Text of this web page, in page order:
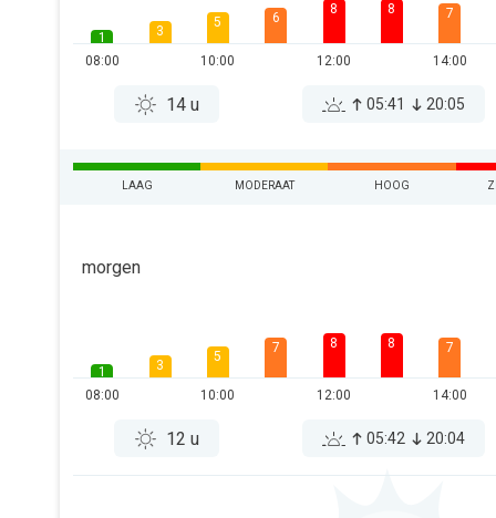
1
08:00
3
5
10:00
6
8
12:00
8 7
14:00
14 u 05:41 20:05
LAAG MODERAAT HOOG
morgen
1
08:00
3
5
10:00
7 8
12:00
8 7
14:00
12 u 05:42 20:04